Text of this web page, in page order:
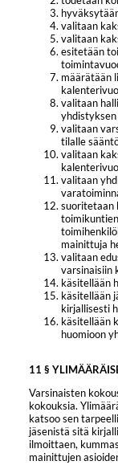
valitaan
valitaan
esitetään
määrätään
valitaan
valitaan
tilalle
valitaan
valitaan
suoritetaan
mainittuja
valitaan
varsinaisiin
käsitellään
käsitellään
kirjallisesti
käsitellään
huomioon
11 §
Varsinaisten
kokouksia.
katsoo sen
jäsenistä sitä
ilmoittaen,
mainittujen